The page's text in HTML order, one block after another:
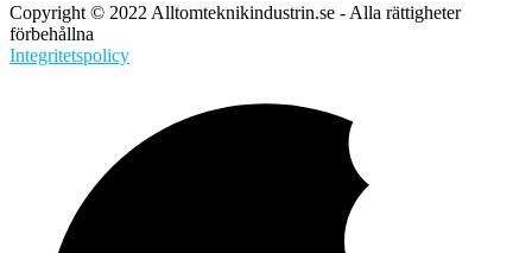
Copyright © 2022 Alltomteknikindustrin.se - Alla rättigheter
förbehållna
Integritetspolicy